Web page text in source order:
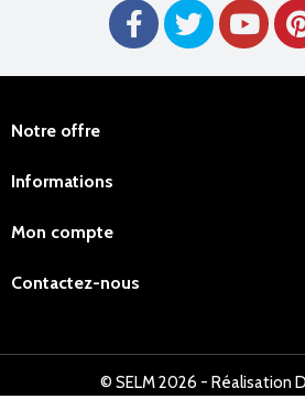
Notre offre
Informations
Mon compte
Contactez-nous
© SELM 2026 - Réalisation